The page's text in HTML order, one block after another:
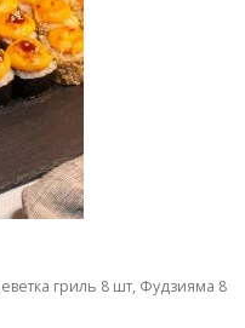
гриль 8 шт, Фудзияма 8